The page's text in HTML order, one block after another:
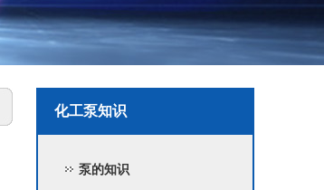
化工泵知识
泵的知识